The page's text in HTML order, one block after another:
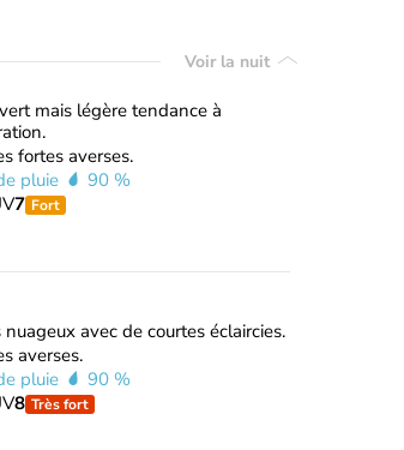
Voir la nuit
mais légère tendance à
fortes averses.
pluie
90 %
7 Fort
nuageux avec de courtes éclaircies.
averses.
pluie
90 %
8 Très fort